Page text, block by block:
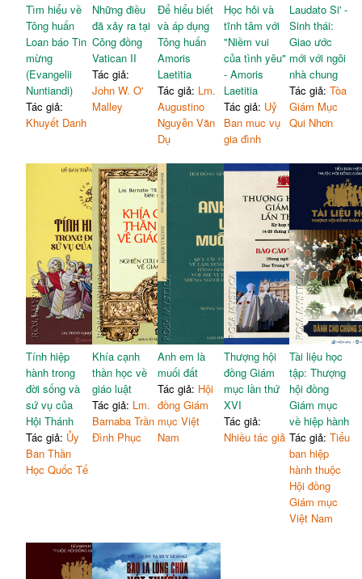
Tìm hiểu về
Tông huấn
Loan báo Tin
mừng
(Evangelii
Nuntiandi)
Tác giả:
Khuyết Danh
Những điều
đã xảy ra tại
Công đồng
Vatican II
Tác giả:
John W. O'
Malley
Để hiểu biết
và áp dụng
Tông huấn
Amoris
Laetitia
Tác giả: Lm.
Augustino
Nguyễn Văn
Dụ
Học hỏi và
tĩnh tâm với
"Niềm vui
của tình yêu"
- Amoris
Laetitia
Tác giả: Uỷ
Ban muc vụ
gia đình
Laudato Si' -
Sinh thái:
Giao ước
mới với ngôi
nhà chung
Tác giả:Tòa
Giám Mục
Qui Nhơn
Tính hiệp
hành trong
đời sống và
sứ vụ của
Hội Thánh
Tác giả: Ủy
Ban Thần
Học Quốc Tế
Khía cạnh
thần học về
giáo luật
Tác giả: Lm.
Barnaba Trần
Đình Phục
Anh em là
muối đất
Tác giả: Hội
đồng Giám
mục Việt
Nam
Thượng hội
đồng Giám
mục lần thứ
XVI
Tác giả:
Nhiều tác giả
Tài liệu học
tập: Thượng
hội đồng
Giám mục
về hiệp hành
Tác giả:Tiểu
ban hiệp
hành thuộc
Hội đồng
Giám mục
Việt Nam